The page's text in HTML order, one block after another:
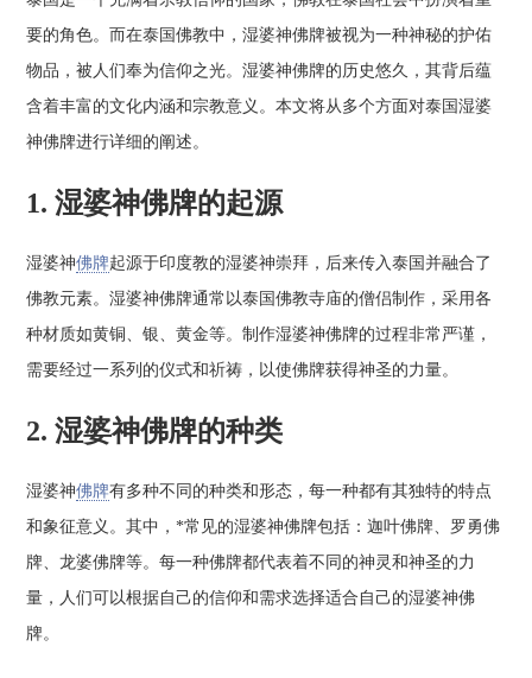
要的角色。而在泰国佛教中，湿婆神佛牌被视为一种神秘的护佑
物品，被人们奉为信仰之光。湿婆神佛牌的历史悠久，其背后蕴
含着丰富的文化内涵和宗教意义。本文将从多个方面对泰国湿婆
神佛牌进行详细的阐述。
1. 湿婆神佛牌的起源
湿婆神佛牌起源于印度教的湿婆神崇拜，后来传入泰国并融合了
佛教元素。湿婆神佛牌通常以泰国佛教寺庙的僧侣制作，采用各
种材质如黄铜、银、黄金等。制作湿婆神佛牌的过程非常严谨，
需要经过一系列的仪式和祈祷，以使佛牌获得神圣的力量。
2. 湿婆神佛牌的种类
湿婆神佛牌有多种不同的种类和形态，每一种都有其独特的特点
和象征意义。其中，*常见的湿婆神佛牌包括：迦叶佛牌、罗勇佛
牌、龙婆佛牌等。每一种佛牌都代表着不同的神灵和神圣的力
量，人们可以根据自己的信仰和需求选择适合自己的湿婆神佛
牌。